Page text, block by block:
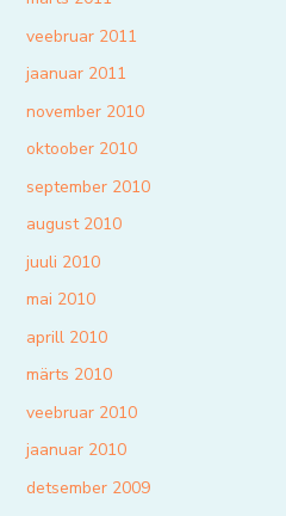
veebruar 2011
jaanuar 2011
november 2010
oktoober 2010
september 2010
august 2010
juuli 2010
mai 2010
aprill 2010
märts 2010
veebruar 2010
jaanuar 2010
detsember 2009